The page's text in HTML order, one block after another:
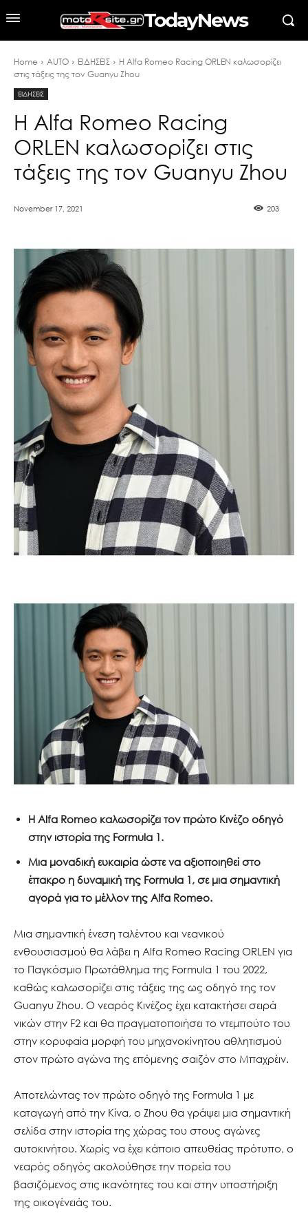
TodayNews
Home AUTO ΕΙΔΗΣΕΙΣ
H Alfa Romeo Racing ORLEN καλωσορίζει
στις τάξεις της τον Guanyu Zhou
ΕΙΔΗΣΕΙΣ
H Alfa Romeo Racing
ORLEN καλωσορίζει στις
τάξεις της τον Guanyu Zhou
November 17, 2021 203
Η Alfa Romeo καλωσορίζει τον πρώτο Κινέζο οδηγό
στην ιστορία της Formula 1.
Μια μοναδική ευκαιρία ώστε να αξιοποιηθεί στο
έπακρο η δυναμική της Formula 1, σε μια σημαντική
αγορά για το μέλλον της Alfa Romeo.
Μια σημαντική ένεση ταλέντου και νεανικού
ενθουσιασμού θα λάβει η Alfa Romeo Racing ORLEN για
το Παγκόσμιο Πρωτάθλημα της Formula 1 του 2022,
καθώς καλωσορίζει στις τάξεις της ως οδηγό της τον
Guanyu Zhou. Ο νεαρός Κινέζος έχει κατακτήσει σειρά
νικών στην F2 και θα πραγματοποιήσει το ντεμπούτο του
στην κορυφαία μορφή του μηχανοκίνητου αθλητισμού
στον πρώτο αγώνα της επόμενης σαιζόν στο Μπαχρέιν.
Αποτελώντας τον πρώτο οδηγό της Formula 1 με
καταγωγή από την Κίνα, ο Zhou θα γράψει μια σημαντική
σελίδα στην ιστορία της χώρας του στους αγώνες
αυτοκινήτου. Χωρίς να έχει κάποιο απευθείας πρότυπο, ο
νεαρός οδηγός ακολούθησε την πορεία του
βασιζόμενος στις ικανότητες του και στην υποστήριξη
της οικογένειάς του.